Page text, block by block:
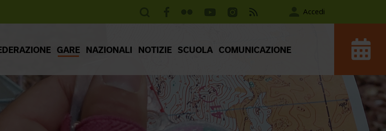
Accedi
GARE NAZIONALI NOTIZIE SCUOLA COMUNICAZIONE